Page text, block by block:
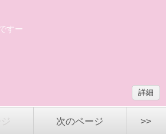
すー
詳細
次のページ >>